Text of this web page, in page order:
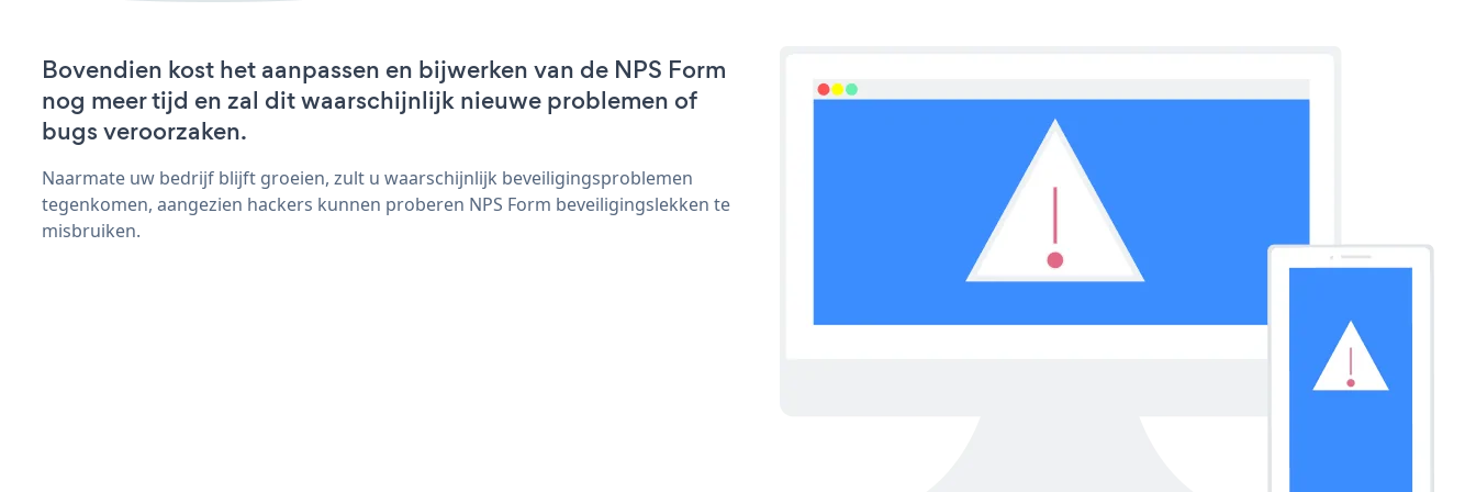
Bovendien kost het aanpassen en bijwerken van de NPS Form
nog meer tijd en zal dit waarschijnlijk nieuwe problemen of
bugs veroorzaken.
Naarmate uw bedrijf blijft groeien, zult u waarschijnlijk beveiligingsproblemen
tegenkomen, aangezien hackers kunnen proberen NPS Form beveiligingslekken te
misbruiken.